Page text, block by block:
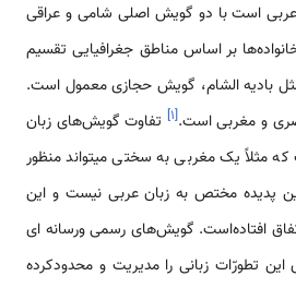
‌‌‌‌‌است با دو گویش اصلی شامی و عراقی
بر اساس مناطق جغرافیایی تقسیم
بادیه الشام، گویش حجازی معمول ‌‌‌‌‌است.
و مغربی ‌‌‌‌‌است.[۱] تفاوت گویش­‌‌‌‌های زبان
مثلاً یک مغربی به سختی می­تو‌‌‌‌‌‌‌‌‌‌‌‌اند منظور
پدیده مختص به زبان عربی نیست و این
اتفاق افتاد‌‌‌‌ه‌‌‌‌‌است. گویش­‌‌‌‌های رسمی ورسانه ­ای
این تطورّات زبانی را مدیریت و محدودکرده